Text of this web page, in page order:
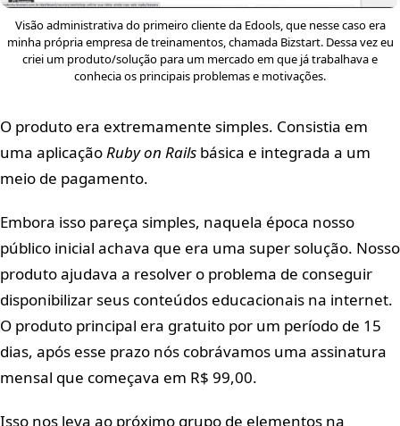
Visão administrativa do primeiro cliente da Edools, que nesse caso era
minha própria empresa de treinamentos, chamada Bizstart. Dessa vez eu
criei um produto/solução para um mercado em que já trabalhava e
conhecia os principais problemas e motivações.
O produto era extremamente simples. Consistia em
uma aplicaçãoRuby on Rails básica e integrada a um
meio de pagamento.
Embora isso pareça simples, naquela época nosso
público inicial achava que era uma super solução. Nosso
produto ajudava a resolver o problema de conseguir
disponibilizar seus conteúdos educacionais na internet.
O produto principal era gratuito por um período de 15
dias, após esse prazo nós cobrávamos uma assinatura
mensal que começava em R$ 99,00.
Isso nos leva ao próximo grupo de elementos na